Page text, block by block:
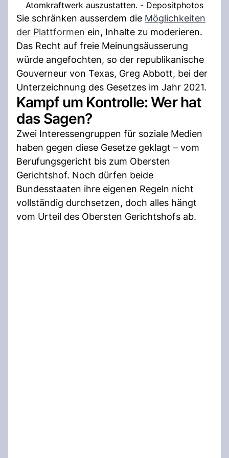
Atomkraftwerk auszustatten. - Depositphotos
Sie schränken ausserdem die Möglichkeiten
der Plattformen ein, Inhalte zu moderieren.
Das Recht auf freie Meinungsäusserung
würde angefochten, so der republikanische
Gouverneur von Texas, Greg Abbott, bei der
Unterzeichnung des Gesetzes im Jahr 2021.
Kampf um Kontrolle: Wer hat
das Sagen?
Zwei Interessengruppen für soziale Medien
haben gegen diese Gesetze geklagt – vom
Berufungsgericht bis zum Obersten
Gerichtshof. Noch dürfen beide
Bundesstaaten ihre eigenen Regeln nicht
vollständig durchsetzen, doch alles hängt
vom Urteil des Obersten Gerichtshofs ab.